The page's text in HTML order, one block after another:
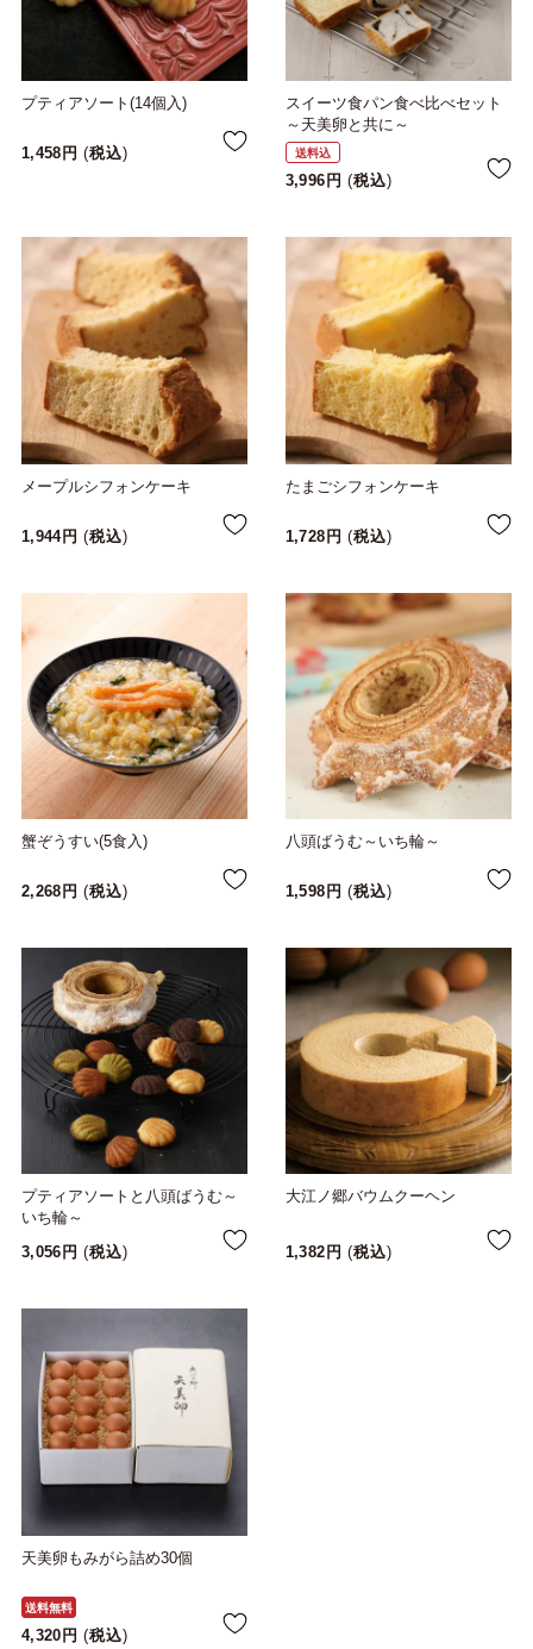
プティアソート(14個入)
1,458 税込
スイーツ食パン食べ比べセット
～天美卵と共に～
送料込
3,996 税込
メープルシフォンケーキ
1,944 税込
たまごシフォンケーキ
1,728 税込
蟹ぞうすい(5食入)
2,268 税込
八頭ばうむ～いち輪～
1,598 税込
プティアソートと八頭ばうむ～
いち輪～
3,056
税込
大江ノ郷バウムクーヘン
1,382 税込
天美卵もみがら詰め30個
送料無料
4,320 税込